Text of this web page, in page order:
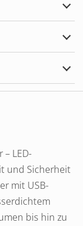
LED-
und Sicherheit
mit USB-
bis hin zu